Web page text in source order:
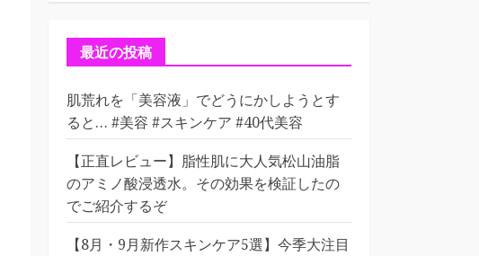
ゴ
ー最近の投稿
肌荒れを「美容液」でどうにかしようとす
ると… #美容 #スキンケア #40代美容
【正直レビュー】脂性肌に大人気松山油脂
のアミノ酸浸透水。その効果を検証したの
でご紹介するぞ
【8月・9月新作スキンケア5選】今季大注目